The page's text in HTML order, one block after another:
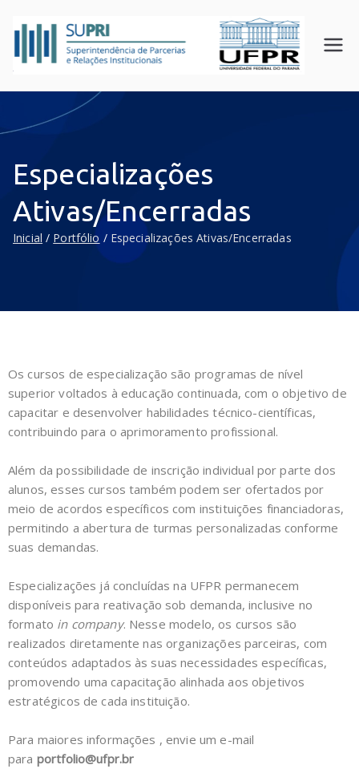
SUPR
Superin
cia de
Especializações
Ativas/Encerradas
Inicial Portfólio Especializações Ativas/Encerradas
Os cursos de especialização são programas de nível
superior voltados à educação continuada, com o objetivo de
capacitar e desenvolver habilidades técnico-científicas,
contribuindo para o aprimoramento profissional.
Além da possibilidade de inscrição individual por parte dos
alunos, esses cursos também podem ser ofertados por
meio de acordos específicos com instituições financiadoras,
permitindo a abertura de turmas personalizadas conforme
suas demandas.
Especializações já concluídas na UFPR permanecem
disponíveis para reativação sob demanda, inclusive no
formato in company. Nesse modelo, os cursos são
realizados diretamente nas organizações parceiras, com
conteúdos adaptados às suas necessidades específicas,
promovendo uma capacitação alinhada aos objetivos
estratégicos de cada instituição.
Para maiores informações , envie um e-mail
para portfolio@ufpr.br